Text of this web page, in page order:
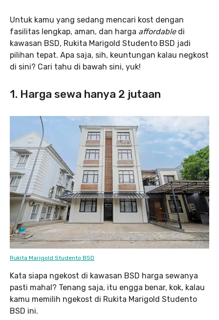
Untuk kamu yang sedang mencari kost dengan
fasilitas lengkap, aman, dan harga affordabledi
kawasan BSD, Rukita Marigold Studento BSD jadi
pilihan tepat. Apa saja, sih, keuntungan kalau negkost
di sini? Cari tahu di bawah sini, yuk!
1. Harga sewa hanya 2 jutaan
Rukita Marigold Studento BSD
Kata siapa ngekost di kawasan BSD harga sewanya
pasti mahal? Tenang saja, itu engga benar, kok, kalau
kamu memilih ngekost di Rukita Marigold Studento
BSD ini.